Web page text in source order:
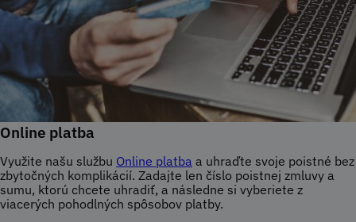
Online platba
Využite našu službu Online platba a uhraďte svoje poistné bez
zbytočných komplikácií. Zadajte len číslo poistnej zmluvy a
sumu, ktorú chcete uhradiť, a následne si vyberiete z
viacerých pohodlných spôsobov platby.